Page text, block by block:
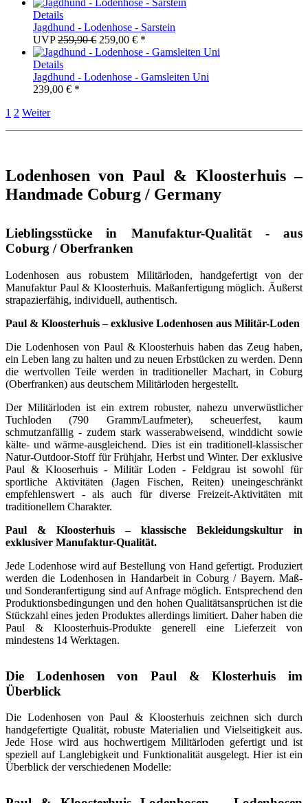
Details
Jagdhund - Lodenhose - Sarstein
UVP259,90 € 259,00 € *
Details
Jagdhund - Lodenhose - Gamsleiten Uni
239,00 € *
1 2 Weiter
Lodenhosen von Paul & Kloosterhuis –
Handmade Coburg / Germany
Lieblingsstücke in Manufaktur-Qualität - aus
Coburg / Oberfranken
Lodenhosen aus robustem Militärloden, handgefertigt von der
Manufaktur Paul & Kloosterhuis. Maßanfertigung möglich. Äußerst
strapazierfähig, individuell, authentisch.
Paul & Kloosterhuis – exklusive Lodenhosen aus Militär-Loden
Die Lodenhosen von Paul & Kloosterhuis haben das Zeug haben,
ein Leben lang zu halten und zu neuen Erbstücken zu werden. Denn
die wertvollen Teile werden in traditioneller Machart, in Coburg
(Oberfranken) aus deutschem Militärloden hergestellt.
Der Militärloden ist ein extrem robuster, nahezu unverwüstlicher
Tuchloden (790 Gramm/Laufmeter), scheuerfest, kaum
schmutzanfällig - zudem stark wasserabweisend, winddicht sowie
kälte- und wärme-ausgleichend. Dies ist ein traditionell-klassischer
Natur-Outdoor-Stoff für Frühjahr, Herbst und Winter. Der exklusive
Paul & Klooserhuis - Militär Loden - Feldgrau ist sowohl für
sportliche Aktivitäten (Jagen Fischen, Reiten) uneingeschränkt
empfehlenswert - als auch für diverse Freizeit-Aktivitäten mit
traditionellem Charakter.
Paul & Kloosterhuis – klassische Bekleidungskultur in
exklusiver Manufaktur-Qualität.
Jede Lodenhose wird auf Bestellung von Hand gefertigt. Produziert
werden die Lodenhosen in Handarbeit in Coburg / Bayern. Maß-
und Sonderanfertigung sind auf Anfrage möglich. Entsprechend den
Produktionsbedingungen und den hohen Qualitätsansprüchen ist die
Stückzahl eines jeden Produktes allerdings limitiert. Daher haben die
Paul & Kloosterhuis-Produkte generell eine Lieferzeit von
mindestens 14 Werktagen.
Die Lodenhosen von Paul & Klosterhuis im
Überblick
Die Lodenhosen von Paul & Kloosterhuis zeichnen sich durch
handgefertigte Qualität, robuste Materialien und Vielseitigkeit aus.
Jede Hose wird aus hochwertigem Militärloden gefertigt und ist
speziell auf Langlebigkeit und Funktionalität ausgelegt. Hier ist ein
Überblick der verschiedenen Modelle: